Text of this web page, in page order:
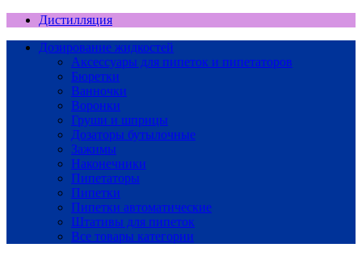
Дистилляция
Дозирование жидкостей
Аксессуары для пипеток и пипетаторов
Бюретки
Ванночки
Воронки
Груши и шприцы
Дозаторы бутылочные
Зажимы
Наконечники
Пипетаторы
Пипетки
Пипетки автоматические
Штативы для пипеток
Все товары категории